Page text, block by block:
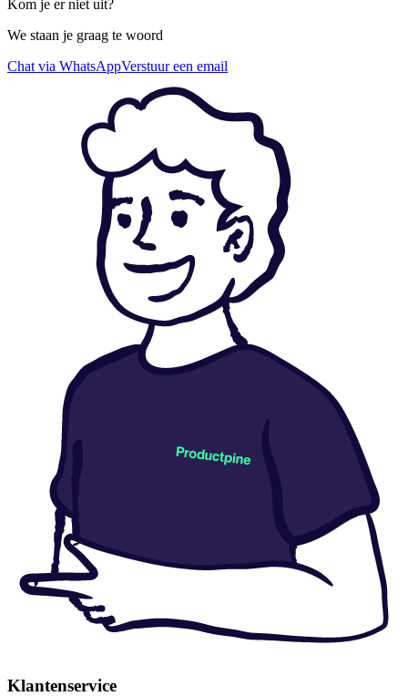
Kom je er niet uit?
We staan je graag te woord
Chat via WhatsAppVerstuur een email
Klantenservice